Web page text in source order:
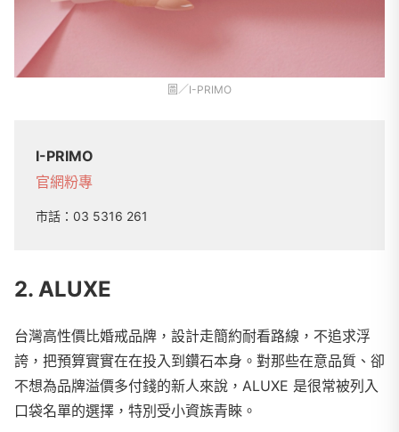
圖／I-PRIMO
I-PRIMO
官網粉專
市話： 03 5316 261
2. ALUXE
台灣高性價比婚戒品牌，設計走簡約耐看路線，不追求浮
誇，把預算實實在在投入到鑽石本身。對那些在意品質、卻
不想為品牌溢價多付錢的新人來說，ALUXE 是很常被列入
口袋名單的選擇，特別受小資族青睞。